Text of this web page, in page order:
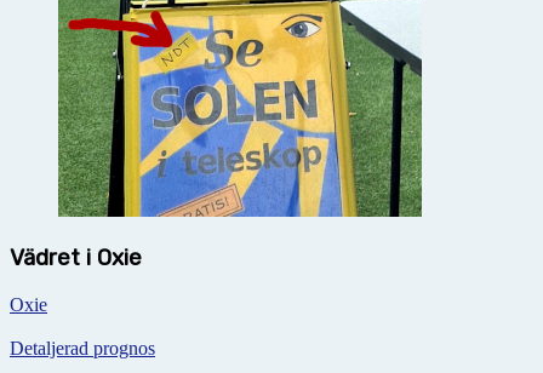
Vädret i Oxie
Oxie
Detaljerad prognos